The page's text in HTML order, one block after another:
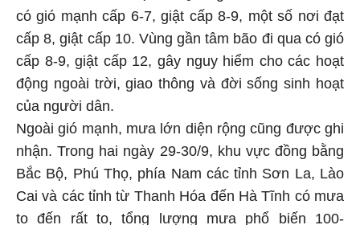
có gió mạnh cấp 6-7, giật cấp 8-9, một số nơi đạt
cấp 8, giật cấp 10. Vùng gần tâm bão đi qua có gió
cấp 8-9, giật cấp 12, gây nguy hiểm cho các hoạt
động ngoài trời, giao thông và đời sống sinh hoạt
của người dân.
Ngoài gió mạnh, mưa lớn diện rộng cũng được ghi
nhận. Trong hai ngày 29-30/9, khu vực đồng bằng
Bắc Bộ, Phú Thọ, phía Nam các tỉnh Sơn La, Lào
Cai và các tỉnh từ Thanh Hóa đến Hà Tĩnh có mưa
to đến rất to, tổng lượng mưa phổ biến 100-